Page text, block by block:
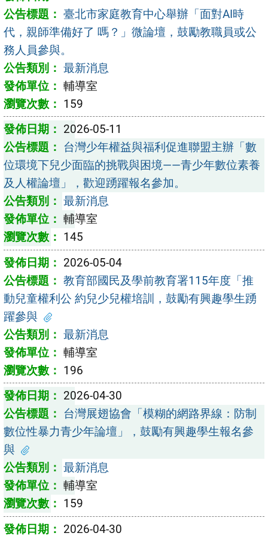
臺北市家庭教育中心舉辦「面對AI時
代，親師準備好了 嗎？」微論壇，鼓勵教職員或公
務人員參與。
最新消息
輔導室
159
2026-05-11
台灣少年權益與福利促進聯盟主辦「數
位環境下兒少面臨的挑戰與困境——青少年數位素養
及人權論壇」，歡迎踴躍報名參加。
最新消息
輔導室
145
2026-05-04
教育部國民及學前教育署115年度「推
動兒童權利公 約兒少兒權培訓，鼓勵有興趣學生踴
躍參與
最新消息
輔導室
196
2026-04-30
台灣展翅協會「模糊的網路界線：防制
數位性暴力青少年論壇」，鼓勵有興趣學生報名參
與
最新消息
輔導室
159
2026-04-30